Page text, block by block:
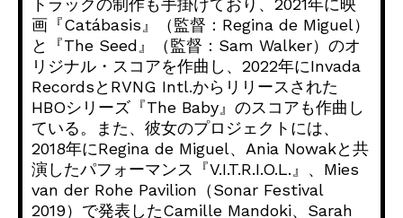
トラックの制作も手掛けており、2021年に映
画『Catábasis』（監督：Regina de Miguel）
と『The Seed』（監督：Sam Walker）のオ
リジナル・スコアを作曲し、 2022年にInvada
RecordsとRVNG Intl.からリリースされた
HBOシリーズ『The Baby』のスコアも作曲し
ている。また、 彼女のプロジェクトには、
2018年にRegina de Miguel、Ania Nowakと共
演したパフォーマンス『V.I.T.R.I.O.L.』、Mies
van der Rohe Pavilion（Sonar Festival
2019）で発表したCamille Mandoki、Sarah